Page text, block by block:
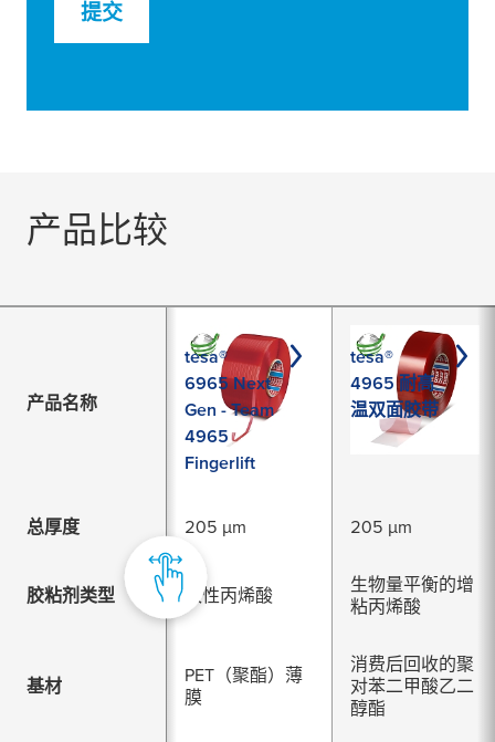
提交
产品比较
产品名称
tesa®
6965 Next
Gen - Team
4965
Fingerlift
tesa®
4965 耐高
温双面胶带
总厚度 205 µm 205 µm
胶粘剂类型 改性丙烯酸
生物量平衡的增
粘丙烯酸
基材
PET（聚酯）薄
膜
消费后回收的聚
对苯二甲酸乙二
醇酯